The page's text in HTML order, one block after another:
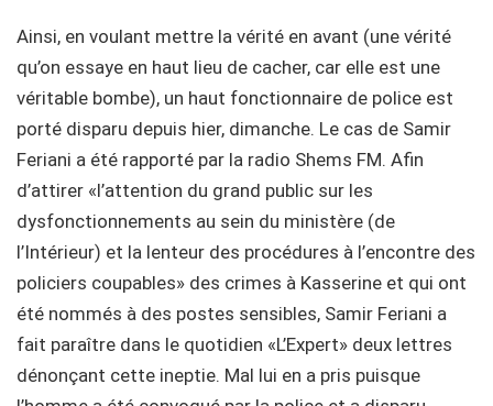
Ainsi, en voulant mettre la vérité en avant (une vérité
qu’on essaye en haut lieu de cacher, car elle est une
véritable bombe), un haut fonctionnaire de police est
porté disparu depuis hier, dimanche. Le cas de Samir
Feriani a été rapporté par la radio Shems FM. Afin
d’attirer «l’attention du grand public sur les
dysfonctionnements au sein du ministère (de
l’Intérieur) et la lenteur des procédures à l’encontre des
policiers coupables» des crimes à Kasserine et qui ont
été nommés à des postes sensibles, Samir Feriani a
fait paraître dans le quotidien «L’Expert» deux lettres
dénonçant cette ineptie. Mal lui en a pris puisque